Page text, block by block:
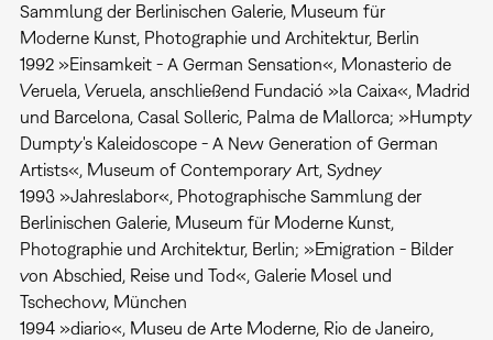
Sammlung der Berlinischen Galerie, Museum für
Moderne Kunst, Photographie und Architektur, Berlin
1992 »Einsamkeit - A German Sensation«, Monasterio de
Veruela, Veruela, anschließend Fundació »la Caixa«, Madrid
und Barcelona, Casal Solleric, Palma de Mallorca; »Humpty
Dumpty's Kaleidoscope - A New Generation of German
Artists«, Museum of Contemporary Art, Sydney
1993 »Jahreslabor«, Photographische Sammlung der
Berlinischen Galerie, Museum für Moderne Kunst,
Photographie und Architektur, Berlin; »Emigration - Bilder
von Abschied, Reise und Tod«, Galerie Mosel und
Tschechow, München
1994 »diario«, Museu de Arte Moderne, Rio de Janeiro,